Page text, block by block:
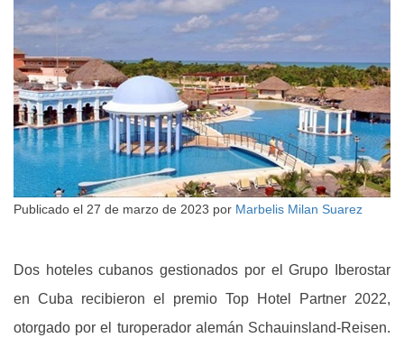
Publicado el 27 de marzo de 2023 por Marbelis Milan Suarez
Dos hoteles cubanos gestionados por el Grupo Iberostar
en Cuba recibieron el premio Top Hotel Partner 2022,
otorgado por el turoperador alemán Schauinsland-Reisen.